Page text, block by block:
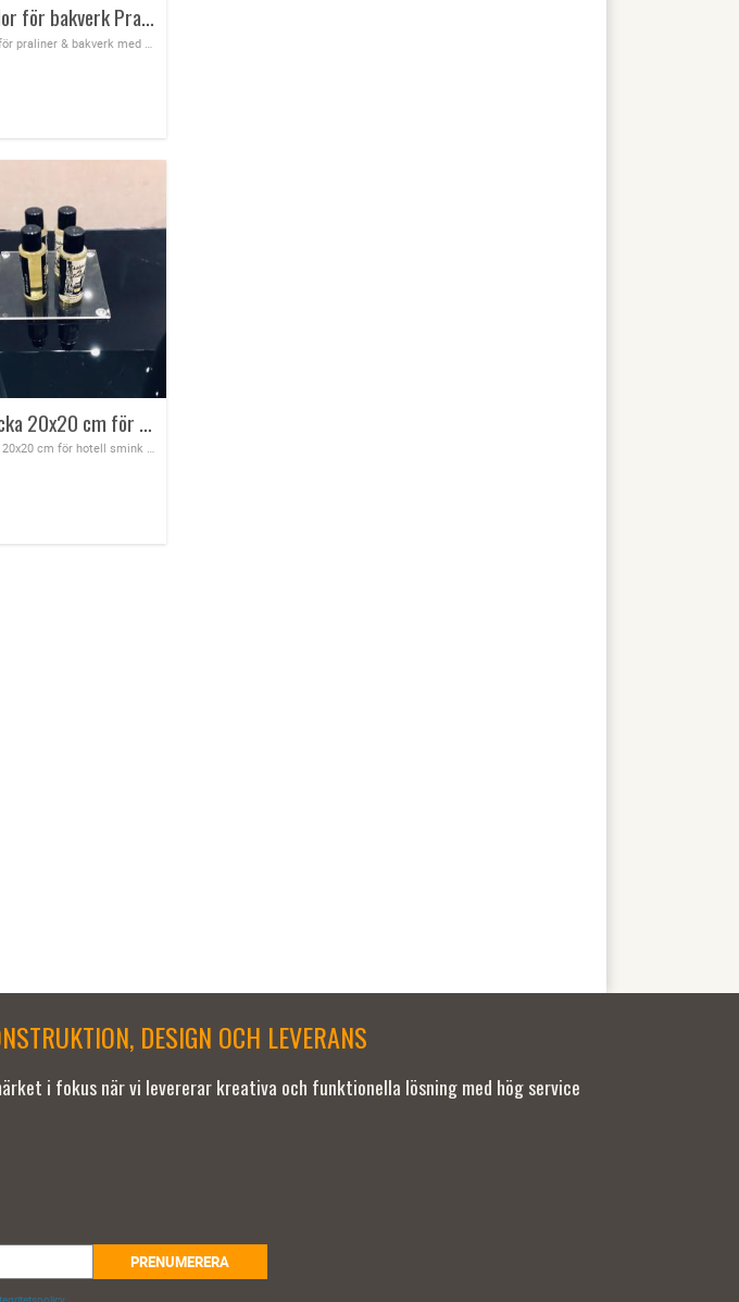
Plexihyllor för bakverk Pralinskåp
Plexibricka 20x20 cm för hotell smink kosmetik mm
Plexibricka 20x20 cm för hotell smink kosmetik mm
DESIGN OCH LEVERANS
i fokus när vi levererar kreativa och funktionella lösning med hög service
PRENUMERERA